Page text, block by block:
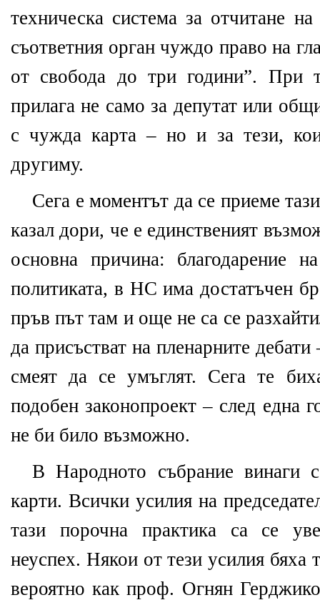
техническа система за отчитане
съответния орган чуждо право на
от свобода до три години”. При
прилага не само за депутат или
с чужда карта – но и за тези,
другиму.
Сега е моментът да се приеме
казал дори, че е единственият
основна причина: благодарение
политиката, в НС има достатъчен
пръв път там и още не са се
да присъстват на пленарните
смеят да се умъглят. Сега те
подобен законопроект – след една
не би било възможно.
В Народното събрание винаги
карти. Всички усилия на
тази порочна практика са се
неуспех. Някои от тези усилия бяха
вероятно как проф. Огнян